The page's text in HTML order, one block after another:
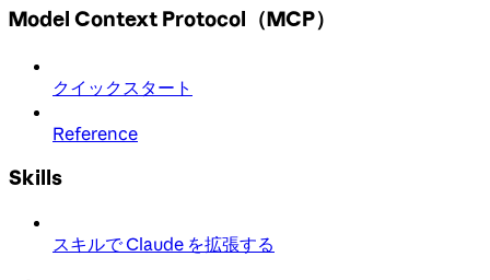
Model Context Protocol（MCP）
クイックスタート
Reference
Skills
スキルで Claude を拡張する